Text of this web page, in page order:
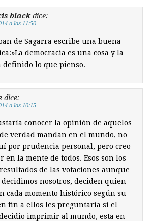
black dice:
a las 11:50
de Sagarra escribe una buena
democracia es una cosa y la
definido lo que pienso.
dice:
a las 10:15
conocer la opinión de aquelos
verdad mandan en el mundo, no
por prudencia personal, pero creo
en la mente de todos. Esos son los
de las votaciones aunque
nosotros, deciden quien
cada momento histórico según su
fin a ellos les preguntaría si el
imprimir al mundo, esta en